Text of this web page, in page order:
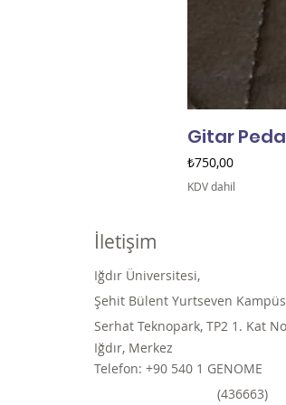
Gitar
Fiyat
₺750,00
KDV dahil
İletişim
Iğdır Üniversitesi,
Şehit Bülent Yurtseven
Serhat Teknopark, TP2 1. Kat
Iğdır, Merkez
Telefon: +90 540 1 GENOME
(436663)